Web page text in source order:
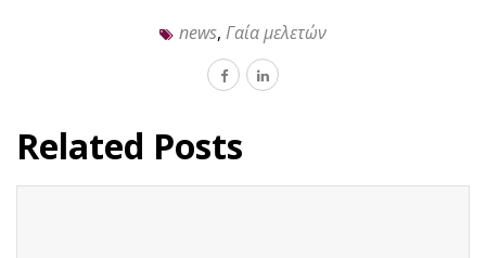
news, Γαία μελετών
Related Posts